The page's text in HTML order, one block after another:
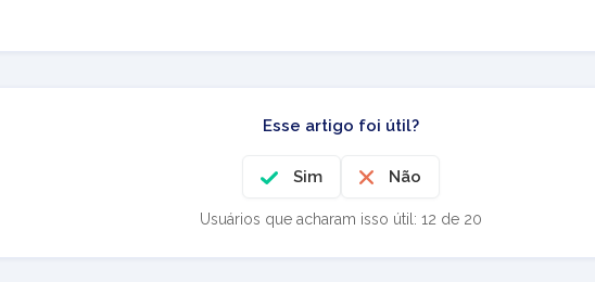
Esse artigo foi útil?
Sim Não
Usuários que acharam isso útil: 12 de 20